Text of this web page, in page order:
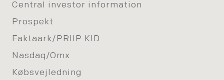
Central investor information
Prospekt
Faktaark/PRIIP KID
Nasdaq/Omx
Købsvejledning